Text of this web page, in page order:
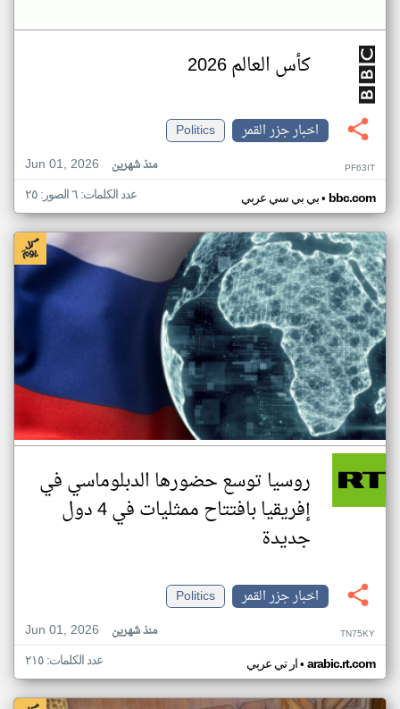
كأس العالم 2026
اخبار جزر القمر
Politics
Jun 01, 2026
منذ شهرين PF63IT
بي بي سي عربي• bbc.com عدد الكلمات: ٦ الصور: ٢٥
روسيا توسع حضورها الدبلوماسي في
إفريقيا بافتتاح ممثليات في 4 دول
جديدة
اخبار جزر القمر
Politics
Jun 01, 2026
منذ شهرين TN75KY
ار تي عربي• arabic.rt.com عدد الكلمات: ٢١٥